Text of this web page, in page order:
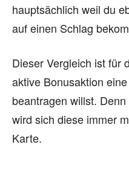
hauptsächlich weil du
auf einen Schlag
Dieser Vergleich ist für
aktive Bonusaktion
beantragen willst.
wird sich diese immer
Karte.